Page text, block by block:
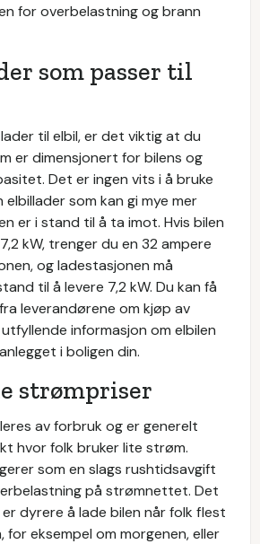
for overbelastning og brann
som passer til
til elbil, er det viktig at du
er dimensjonert for bilens og
Det er ingen vits i å bruke
elbillader som kan gi mye mer
er i stand til å ta imot. Hvis bilen
kW, trenger du en 32 ampere
og ladestasjonen må
til å levere 7,2 kW. Du kan få
leverandørene om kjøp av
informasjon om elbilen
i boligen din.
strømpriser
av forbruk og er generelt
hvor folk bruker lite strøm.
som en slags rushtidsavgift
på strømnettet. Det
dyrere å lade bilen når folk flest
for eksempel om morgenen, eller